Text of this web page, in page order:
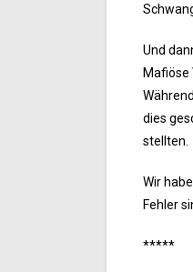
Und
Mafiöse
dies
stellten.
Wir
Fehler
*****